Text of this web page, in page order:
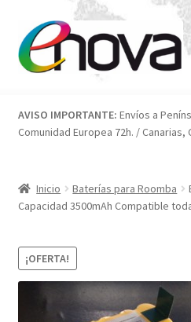
a
la
al
contenido
Blog
Contacto
AVISO IMPORTANTE: Envíos a
Comunidad Europea 72h. / Canarias,
Inicio Baterías para Roomba
Capacidad 3500mAh Compatible
¡OFERTA!